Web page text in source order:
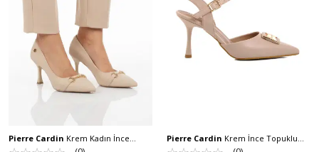
Pierre Cardin Krem Kadın İnce
Topuklu Ayakkabı PC-55018 Z
Pierre Cardin Krem İnce Topuklu
Kadın Abiye Ayakkabı PC-54717 Z